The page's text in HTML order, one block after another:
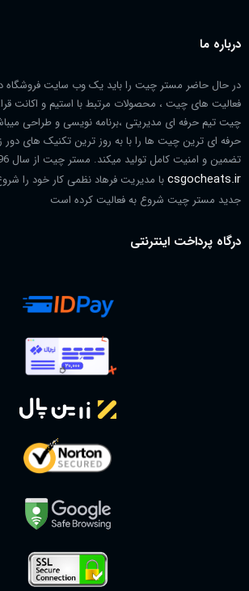
درباره ما
در حال حاضر مستر چیت را باید یک وب سایت فروشگاه در
فعالیت های چیت ، محصولات مرتبط با استیم و اکانت
چیت تیم حرفه ای مدیریتی ،برنامه نویسی و طراحی
حرفه ای ترین چیت ها را با به روز ترین تکنیک های
تضمین و امنیت کامل تولید میکند. مستر چیت از سال 96 با سایت
csgocheats.irبا مدیریت فرهاد نظمی کار خود را
جدید مستر چیت شروع به فعالیت کرده است
درگاه پرداخت اینترنتی